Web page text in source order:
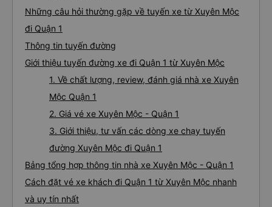
Những câu hỏi thường gặp về tuyến xe từ Xuyên Mộc
đi Quận 1
Thông tin tuyến đường
Giới thiệu tuyến đường xe đi Quận 1 từ Xuyên Mộc
1. Về chất lượng, review, đánh giá nhà xe Xuyên
Mộc Quận 1
2. Giá vé xe Xuyên Mộc - Quận 1
3. Giới thiệu, tư vấn các dòng xe chạy tuyến
đường Xuyên Mộc đi Quận 1
Bảng tổng hợp thông tin nhà xe Xuyên Mộc - Quận 1
Cách đặt vé xe khách đi Quận 1 từ Xuyên Mộc nhanh
và uy tín nhất